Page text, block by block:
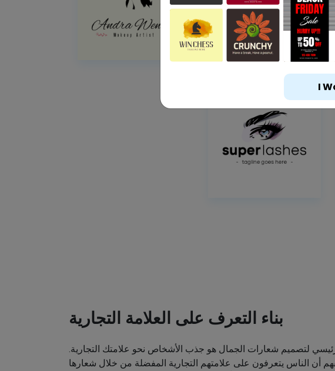
بناء التعرف على العلامة التجارية
لتصميم شعارات الجمال هو جذب الأشخاص نحو علامتك التجارية.
أن الناس يتعرفون على علامتهم التجارية المفضلة من خلال شعارها
I